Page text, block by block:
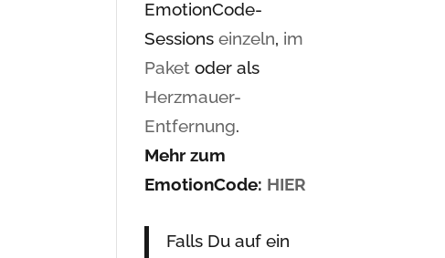
EmotionCode-
Sessionseinzeln, im
Paket oder als
Herzmauer-
Entfernung.
Mehr zum
EmotionCode: HIER
Falls Du auf ein